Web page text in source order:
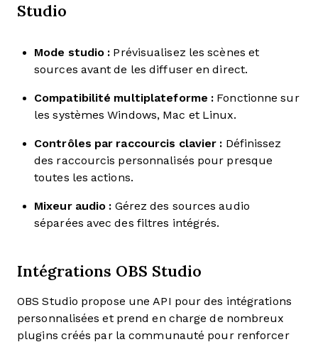
Studio
Mode studio : Prévisualisez les scènes et
sources avant de les diffuser en direct.
Compatibilité multiplateforme : Fonctionne sur
les systèmes Windows, Mac et Linux.
Contrôles par raccourcis clavier : Définissez
des raccourcis personnalisés pour presque
toutes les actions.
Mixeur audio : Gérez des sources audio
séparées avec des filtres intégrés.
Intégrations OBS Studio
OBS Studio propose une API pour des intégrations
personnalisées et prend en charge de nombreux
plugins créés par la communauté pour renforcer